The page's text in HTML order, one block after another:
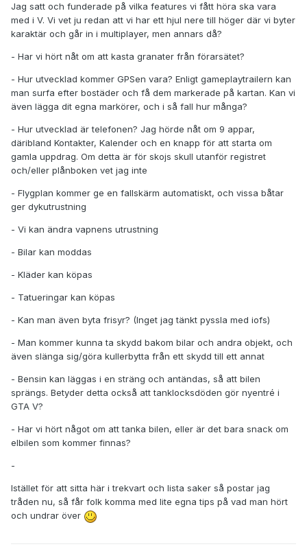
Jag satt och funderade på vilka features vi fått höra ska vara
med i V. Vi vet ju redan att vi har ett hjul nere till höger där vi byter
karaktär och går in i multiplayer, men annars då?
- Har vi hört nåt om att kasta granater från förarsätet?
- Hur utvecklad kommer GPSen vara? Enligt gameplaytrailern kan
man surfa efter bostäder och få dem markerade på kartan. Kan vi
även lägga dit egna markörer, och i så fall hur många?
- Hur utvecklad är telefonen? Jag hörde nåt om 9 appar,
däribland Kontakter, Kalender och en knapp för att starta om
gamla uppdrag. Om detta är för skojs skull utanför registret
och/eller plånboken vet jag inte
- Flygplan kommer ge en fallskärm automatiskt, och vissa båtar
ger dykutrustning
- Vi kan ändra vapnens utrustning
- Bilar kan moddas
- Kläder kan köpas
- Tatueringar kan köpas
- Kan man även byta frisyr? (Inget jag tänkt pyssla med iofs)
- Man kommer kunna ta skydd bakom bilar och andra objekt, och
även slänga sig/göra kullerbytta från ett skydd till ett annat
- Bensin kan läggas i en sträng och antändas, så att bilen
sprängs. Betyder detta också att tanklocksdöden gör nyentré i
GTA V?
- Har vi hört något om att tanka bilen, eller är det bara snack om
elbilen som kommer finnas?
-
Istället för att sitta här i trekvart och lista saker så postar jag
tråden nu, så får folk komma med lite egna tips på vad man hört
och undrar över